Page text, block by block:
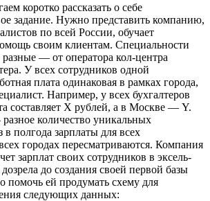
коротко рассказать о себе
задание. Нужно представить компанию,
по всей России, обучает
своим клиентам. Специальности
— от оператора кол-центра
У всех сотрудников одной
плата одинаковая в рамках города,
Например, у всех бухгалтеров
составляет Х рублей, а в Москве — Y.
количество уникальных
в полгода зарплаты для всех
городах пересматриваются. Компания
зарплат своих сотрудников в эксель-
до создания своей первой базы
помочь ей продумать схему для
следующих данных: